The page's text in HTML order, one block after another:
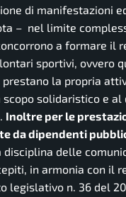
di manifestazioni
– nel limite
a formare il
sportivi, ovvero
la propria
solidaristico e al
Inoltre per le
da dipendenti
delle
in armonia con il
legislativo n. 36 del